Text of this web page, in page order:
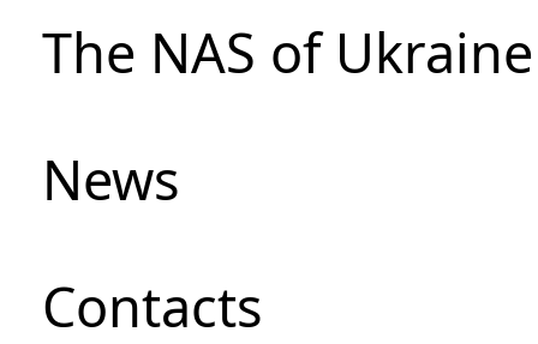
The NAS of
News
Сontacts